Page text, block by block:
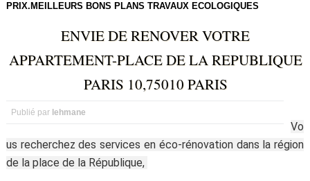
PRIX.MEILLEURS BONS PLANS TRAVAUX ECOLOGIQUES
ENVIE DE RENOVER VOTRE
APPARTEMENT-PLACE DE LA REPUBLIQUE
PARIS 10,75010 PARIS
Publié par lehmane
Vo
us recherchez des services en éco-rénovation dans la région
de la place de la République,